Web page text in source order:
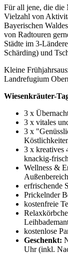
Für all jene, die die
Vielzahl von
Bayerischen
von Radtouren
Städte im 3-
Schärding) und
Kleine
Landrefugium
Wiesenkräuter-
3 x
3 x vitales
3 x
3 x kreatives
knackig-
Wellness &
Außenbereich
erfrischende
Prickelnder
kostenfreie
kostenlose
Geschenkt:
Uhr (inkl.